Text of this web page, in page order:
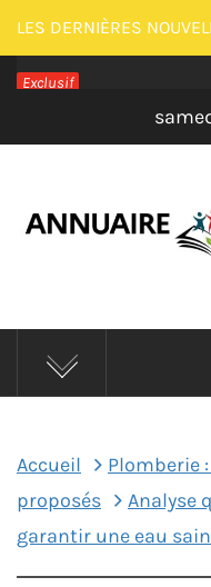
Passer
au
contenu
LES DERNIÈRES
Exclusif
Accueil
Plomberie
proposés
Analyse
garantir une eau